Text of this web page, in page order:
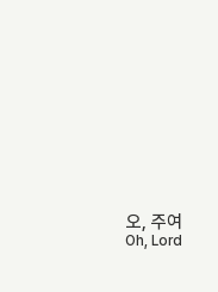
오, 주여
Oh, Lord